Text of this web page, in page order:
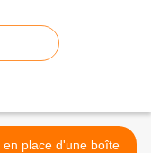
en place d'une boîte